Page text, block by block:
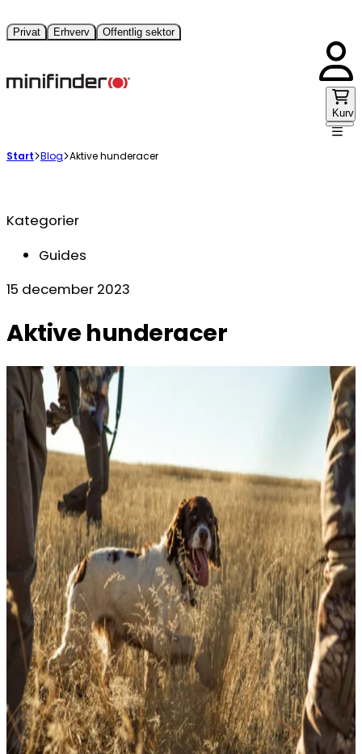
Privat Erhverv Offentlig sektor
Kurv
Start Blog Aktive hunderacer
Kategorier
Guides
15 december 2023
Aktive hunderacer